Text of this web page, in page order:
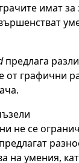
имат
предлага
графични
не се
на умения,